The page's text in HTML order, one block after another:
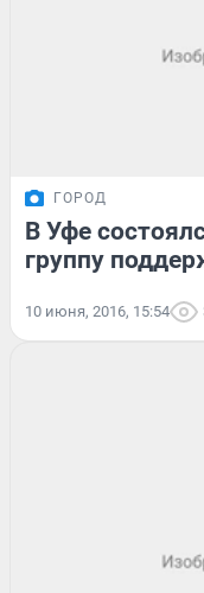
ГОРОД
В Уфе
группу
10 июня, 2016, 15:54